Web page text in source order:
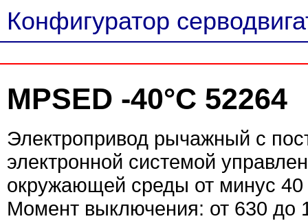
Конфигуратор
MPSED -40°C 52264
Электропривод рычажный с
электронной системой
окружающей среды от минус
Момент выключения: от 630 до